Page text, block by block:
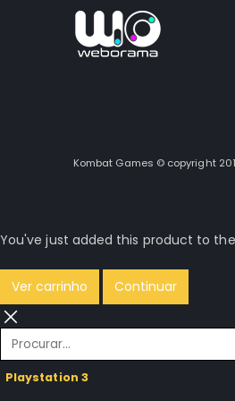
Kombat Games © copyright
You've just added this product to
Ver carrinho Continuar
Playstation 3